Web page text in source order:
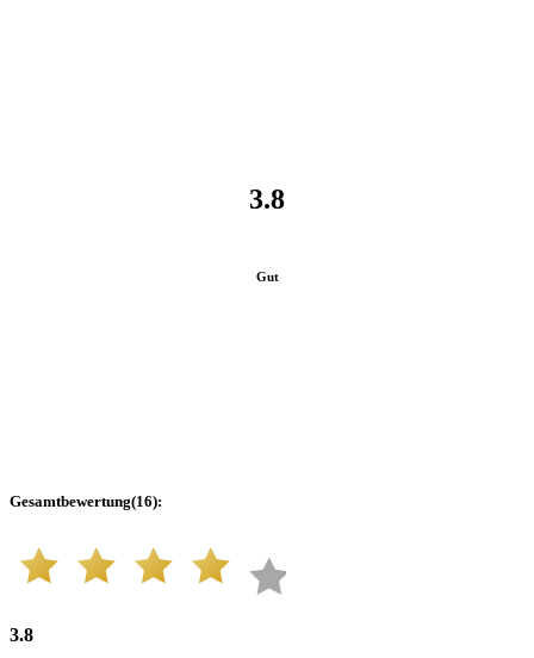
3.8
Gut
Gesamtbewertung(16):
3.8